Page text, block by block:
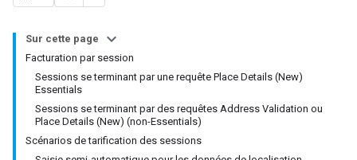
Sur cette page
Facturation par session
Sessions se terminant par une requête Place Details (New)
Essentials
Sessions se terminant par des requêtes Address Validation ou
Place Details (New) (non-Essentials)
Scénarios de tarification des sessions